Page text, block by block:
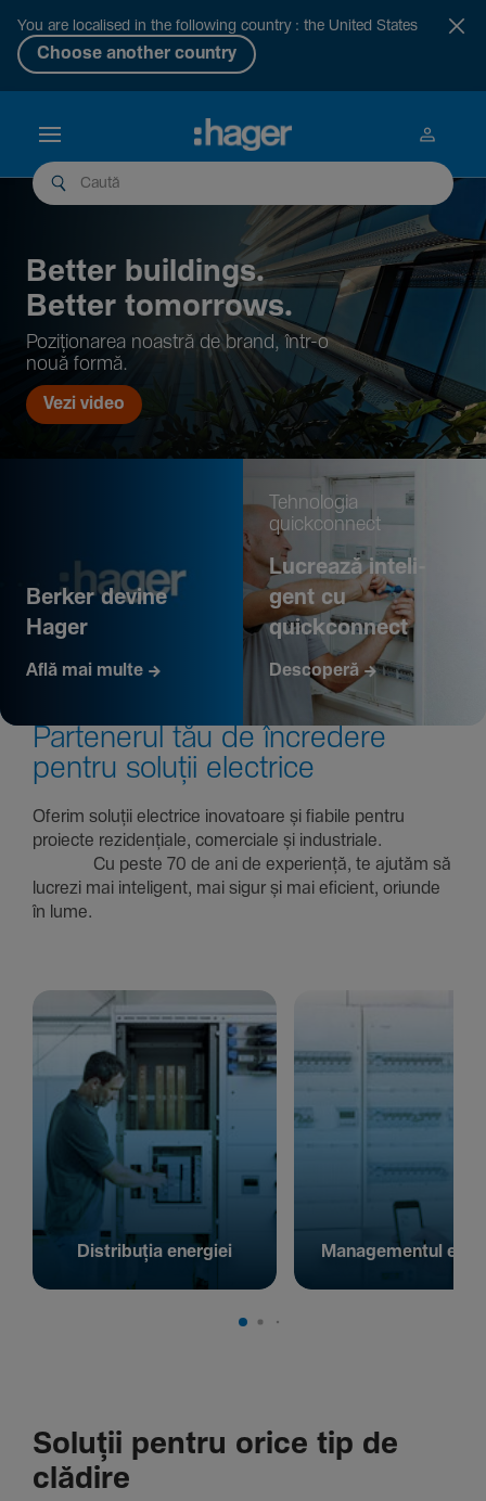
You are localised in the following country : the United States
Choose another country
Better buil­dings.
Better tomor­rows.
Pozi­țio­narea noastră de brand, într-o
nouă formă.
Vezi video
Berker devine
Hager
Află mai multe
Tehno­logia
quickconnect
Lucrează inte­li­
gent cu
quickconnect
Descoperă
Parte­nerul tău de încre­dere
pentru soluții electrice
Oferim soluții electrice inova­toare și fiabile pentru
proiecte rezi­den­țiale, comer­ciale și indus­triale.
Cu peste 70 de ani de expe­riență, te ajutăm să
lucrezi mai inte­li­gent, mai sigur și mai eficient, oriunde
în lume.
Distribuția energiei Managementul
Soluții pentru orice tip de
clădire